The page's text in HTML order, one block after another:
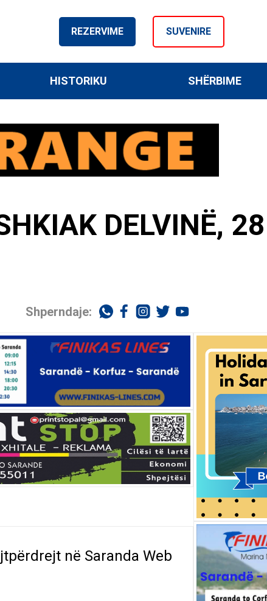
REZERVIME SUVENIRE
HISTORIKU SHËRBIME
DELVINË, 28
Shperndaje:
në Saranda Web